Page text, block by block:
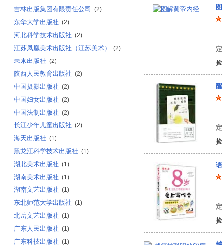
吉林出版集团有限责任公司 (2)
东华大学出版社 (2)
河北科学技术出版社 (2)
江苏凤凰美术出版社（江苏美术） (2)
未来出版社 (2)
陕西人民教育出版社 (2)
中国摄影出版社 (2)
中国妇女出版社 (2)
中国法制出版社 (2)
长江少年儿童出版社 (2)
海天出版社 (1)
黑龙江科学技术出版社 (1)
湖北美术出版社 (1)
湖南美术出版社 (1)
湖南文艺出版社 (1)
东北师范大学出版社 (1)
北岳文艺出版社 (1)
广东人民出版社 (1)
广东科技出版社 (1)